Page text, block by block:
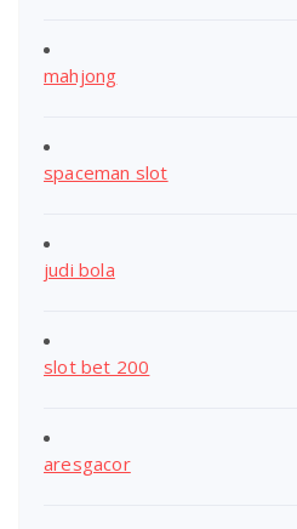
mahjong
spaceman slot
judi bola
slot bet 200
aresgacor